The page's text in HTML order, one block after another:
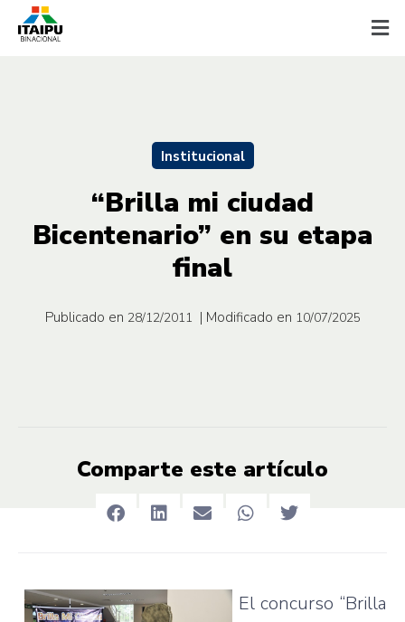
Institucional
“Brilla mi ciudad
Bicentenario” en su etapa
final
Publicado en 28/12/2011 | Modificado en 10/07/2025
Comparte este artículo
El concurso “Brilla